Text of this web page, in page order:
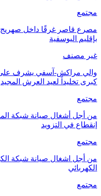
مجتمع
مصرع قاصر غرقًا داخل صهريج
بإقليم اليوسفية
غير مصنف
والي مراكش-آسفي يشرف على
كبرى تخليداً لعيد العرش المجيد
مجتمع
من أجل أشغال صيانة شبكة
إنقطاع في التزويد
مجتمع
من أجل اشغال صيانة شبكة
الكهربائي
مجتمع